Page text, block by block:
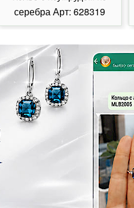
серебра Арт: 628319